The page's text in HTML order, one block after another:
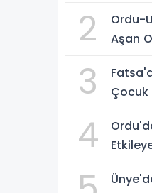
2
Ordu-
Aşan
3
Çocuk
4